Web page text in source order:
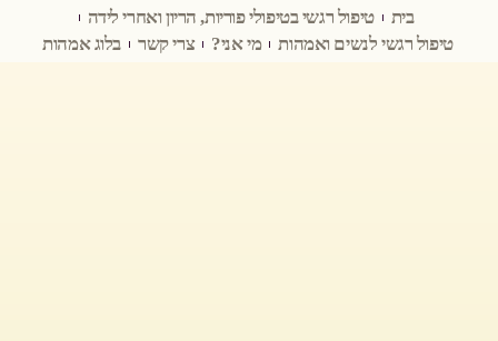
בית
טיפול רגשי בטיפולי פוריות, הריון ואחרי לידה
טיפול רגשי לנשים ואמהות
מי אני? צרי קשר בלוג אמהות